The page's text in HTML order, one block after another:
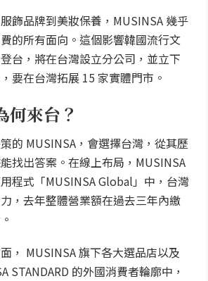
飾品牌到美妝保養，MUSINSA 幾乎
的所有面向。這個影響韓國流行文
台，將在台灣設立分公司，並立下
要在台灣拓展 15 家實體門市。
來台？
的 MUSINSA，會選擇台灣，從其歷
找出答案。在線上布局，MUSINSA
程式「MUSINSA Global」中，台灣
，去年整體營業額在過去三年內繳
， MUSINSA 旗下各大選品店以及
STANDARD 的外國消費者輪廓中，